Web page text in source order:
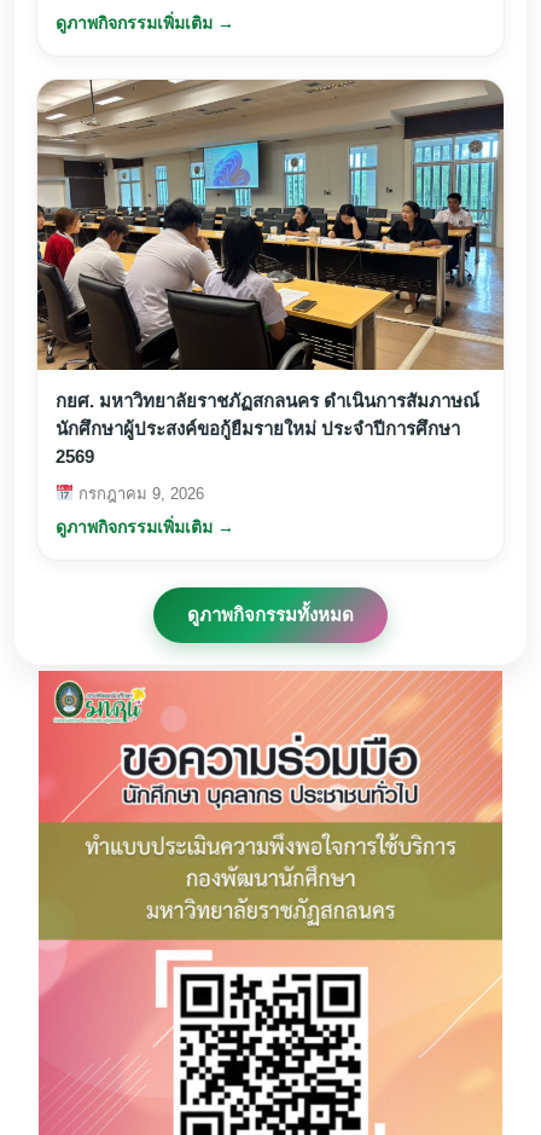
ดูภาพกิจกรรมเพิ่มเติม →
กยศ. มหาวิทยาลัยราชภัฏสกลนคร ดำเนินการสัมภาษณ์
นักศึกษาผู้ประสงค์ขอกู้ยืมรายใหม่ ประจำปีการศึกษา
2569
กรกฎาคม 9, 2026
ดูภาพกิจกรรมเพิ่มเติม →
ดูภาพกิจกรรมทั้งหมด